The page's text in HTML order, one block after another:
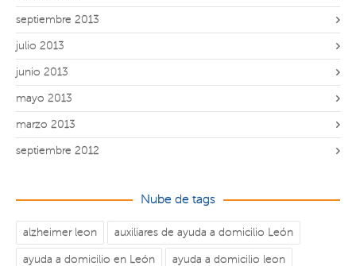
septiembre 2013
julio 2013
junio 2013
mayo 2013
marzo 2013
septiembre 2012
Nube de tags
alzheimer leon auxiliares de ayuda a domicilio León
ayuda a domicilio en León ayuda a domicilio leon